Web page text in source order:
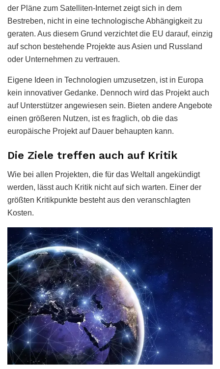
der Pläne zum Satelliten-Internet zeigt sich in dem
Bestreben, nicht in eine technologische Abhängigkeit zu
geraten. Aus diesem Grund verzichtet die EU darauf, einzig
auf schon bestehende Projekte aus Asien und Russland
oder Unternehmen zu vertrauen.
Eigene Ideen in Technologien umzusetzen, ist in Europa
kein innovativer Gedanke. Dennoch wird das Projekt auch
auf Unterstützer angewiesen sein. Bieten andere Angebote
einen größeren Nutzen, ist es fraglich, ob die das
europäische Projekt auf Dauer behaupten kann.
Die Ziele treffen auch auf Kritik
Wie bei allen Projekten, die für das Weltall angekündigt
werden, lässt auch Kritik nicht auf sich warten. Einer der
größten Kritikpunkte besteht aus den veranschlagten
Kosten.